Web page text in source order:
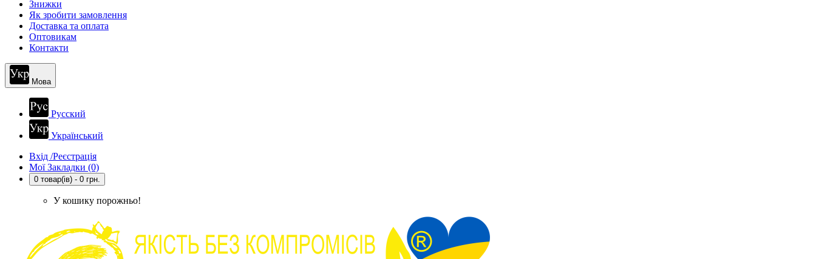
Знижки
Як зробити замовлення
Доставка та оплата
Оптовикам
Контакти
Мова
Русский
Український
Вхід /Реєстрація
Мої Закладки (0)
0 товар(ів) - 0 грн.
У кошику порожньо!